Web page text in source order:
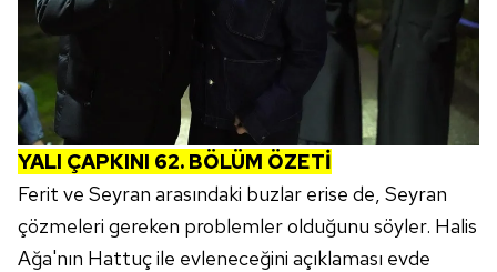
YALI ÇAPKINI 62. BÖLÜM ÖZETİ
Ferit ve Seyran arasındaki buzlar erise de, Seyran
çözmeleri gereken problemler olduğunu söyler. Halis
Ağa'nın Hattuç ile evleneceğini açıklaması evde